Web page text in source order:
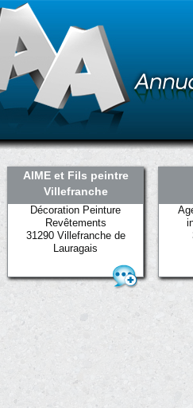
AIME et Fils peintre
Villefranche
Décoration Peinture
Revêtements
31290 Villefranche de
Lauragais